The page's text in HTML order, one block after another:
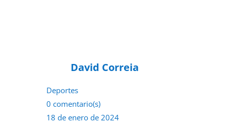
David Correia
Deportes
0 comentario(s)
18 de enero de 2024